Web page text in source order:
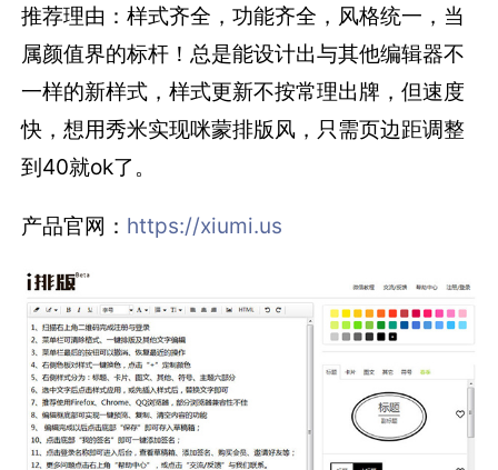
推荐理由：样式齐全，功能齐全，风格统一，当
属颜值界的标杆！总是能设计出与其他编辑器不
一样的新样式，样式更新不按常理出牌，但速度
快，想用秀米实现咪蒙排版风，只需页边距调整
到40就ok了。
产品官网： https://xiumi.us